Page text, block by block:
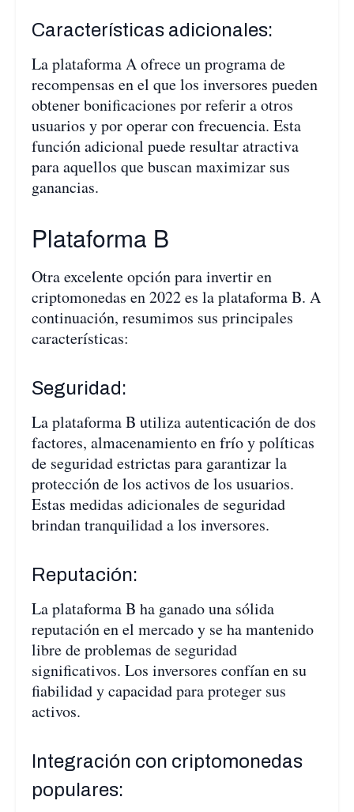
Características adicionales:
La plataforma A ofrece un programa de
recompensas en el que los inversores pueden
obtener bonificaciones por referir a otros
usuarios y por operar con frecuencia. Esta
función adicional puede resultar atractiva
para aquellos que buscan maximizar sus
ganancias.
Plataforma B
Otra excelente opción para invertir en
criptomonedas en 2022 es la plataforma B. A
continuación, resumimos sus principales
características:
Seguridad:
La plataforma B utiliza autenticación de dos
factores, almacenamiento en frío y políticas
de seguridad estrictas para garantizar la
protección de los activos de los usuarios.
Estas medidas adicionales de seguridad
brindan tranquilidad a los inversores.
Reputación:
La plataforma B ha ganado una sólida
reputación en el mercado y se ha mantenido
libre de problemas de seguridad
significativos. Los inversores confían en su
fiabilidad y capacidad para proteger sus
activos.
Integración con criptomonedas
populares: